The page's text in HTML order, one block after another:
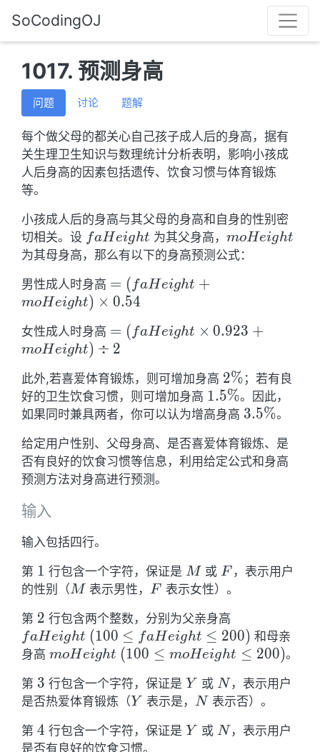
SoCodingOJ
1017. 预测身高
问题 讨论 题解
每个做父母的都关心自己孩子成人后的身高，据有
关生理卫生知识与数理统计分析表明，影响小孩成
人后身高的因素包括遗传、饮食习惯与体育锻炼
等。
小孩成人后的身高与其父母的身高和自身的性别密
切相关。设 faHeight
faHeight 为其父身高， moHeight
moHeight
为其母身高，那么有以下的身高预测公式：
男性成人时身高 =
(faHeight
moHeight)
\times
0.54
= ( faHeight +
moHeight) × 0.54
女性成人时身高 =
(faHeight
923+
moHeight)
\div 2
= ( faHeight × 0.923 +
moHeight) ÷ 2
此外,若喜爱体育锻炼，则可增加身高 2\%
2% ；若有良
好的卫生饮食习惯，则可增加身高 1.
5\%
1.5%。因此，
如果同时兼具两者，你可以认为增高身高 3.5\%
3.5%。
给定用户性别、父母身高、是否喜爱体育锻炼、是
否有良好的饮食习惯等信息，利用给定公式和身高
预测方法对身高进行预测。
输入
输入包括四行。
第 1
1 行包含一个字符，保证是 M
M 或F
F ，表示用户
的性别（M
M 表示男性，F
F 表示女性）。
第 2
2 行包含两个整数，分别为父亲身高
\ (100
\leq
\leq
200)
faHeight (100 ≤ faHeight ≤ 200) 和母亲
身高 moHeight\
moHeight
\leq 200)
moHeight (100 ≤ moHeight ≤ 200)。
第 3
3 行包含一个字符，保证是 Y
Y 或 N
N ，表示用户
是否热爱体育锻炼（Y
Y 表示是， N
N 表示否）。
第 4
4 行包含一个字符，保证是 Y
Y 或 N
N ，表示用户
是否有良好的饮食习惯。